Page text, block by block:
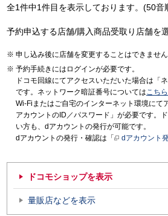
全1件中1件目を表示しております。(50音
予約申込する店舗/購入商品受取り店舗を
申し込み後に店舗を変更することはできません
予約手続きにはログインが必要です。
ドコモ回線にてアクセスいただいた場合は「
です。ネットワーク暗証番号についてはこちら
Wi-Fiまたはご自宅のインターネット環境にて
アカウントのID／パスワード」が必要です。
い方も、dアカウントの発行が可能です。
dアカウントの発行・確認は「
dアカウント
ドコモショップを表示
量販店などを表示